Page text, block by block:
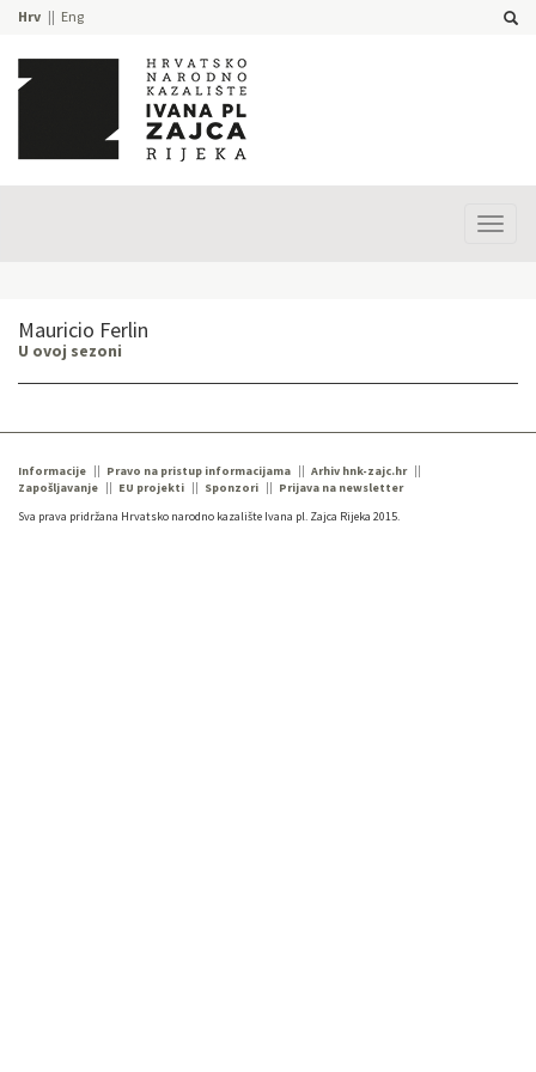
Hrv Eng
Mauricio Ferlin
U ovoj sezoni
Informacije Pravo na pristup informacijama
Arhiv hnk-zajc.hr
Zapošljavanje
EU projekti Sponzori
Prijava na newsletter
Sva prava pridržana Hrvatsko narodno kazalište Ivana pl. Zajca Rijeka 2015.